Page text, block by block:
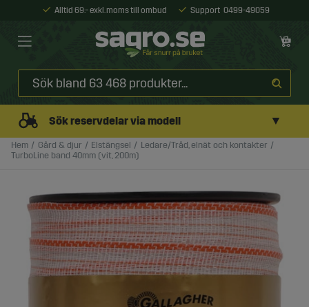
Alltid 69:- exkl. moms till ombud Support 0499-49059
Sök reservdelar via modell ▼
Hem Gård & djur Elstängsel
Ledare/Tråd, elnät och kontakter
TurboLine band 40mm (vit, 200m)